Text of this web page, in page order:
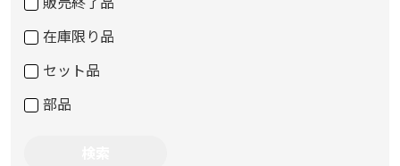
在庫限り品
セット品
部品